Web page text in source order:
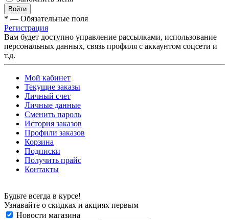
* — Обязательные поля
Регистрация
Вам будет доступно управление рассылками, использование
персональных данных, связь профиля с аккаунтом соцсети и
т.д.
Мой кабинет
Текущие заказы
Личный счет
Личные данные
Сменить пароль
История заказов
Профили заказов
Корзина
Подписки
Получить прайс
Контакты
Будьте всегда в курсе!
Узнавайте о скидках и акциях первым
Новости магазина